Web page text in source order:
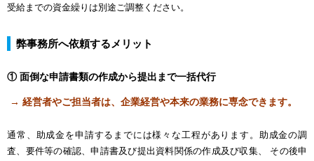
受給までの資金繰りは別途ご調整ください。
弊事務所へ依頼するメリット
① 面倒な申請書類の作成から提出まで一括代行
→ 経営者やご担当者は、企業経営や本来の業務に専念できます。
通常、助成金を申請するまでには様々な工程があります。助成金の調
査、要件等の確認、申請書及び提出資料関係の作成及び収集、 その後申